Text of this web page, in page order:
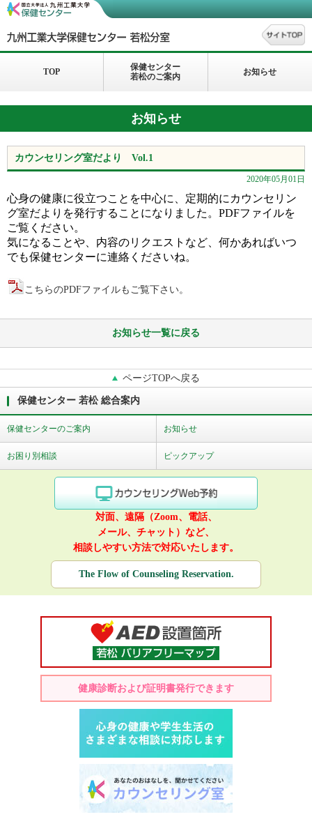
TOP
保健センター
若松のご案内
お知らせ
お知らせ
カウンセリング室だより Vol.1
2020年05月01日
心身の健康に役立つことを中心に、定期的にカウンセリン
グ室だよりを発行することになりました。PDFファイルを
ご覧ください。
気になることや、内容のリクエストなど、何かあればいつ
でも保健センターに連絡くださいね。
こちらのPDFファイルもご覧下さい。
お知らせ一覧に戻る
ページTOPへ戻る
保健センター 若松 総合案内
保健センターのご案内 お知らせ
お困り別相談 ピックアップ
対面、遠隔（Zoom、電話、
メール、チャット）など、
相談しやすい方法で対応いたします。
The Flow of Counseling Reservation.
健康診断および証明書発行できます